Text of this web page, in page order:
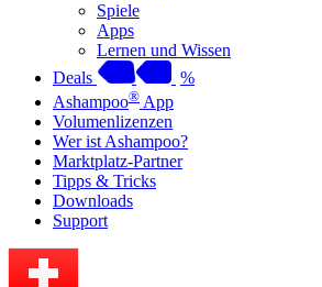
Spiele
Apps
Lernen und Wissen
Deals
%
Ashampoo® App
Volumenlizenzen
Wer ist Ashampoo?
Marktplatz-Partner
Tipps & Tricks
Downloads
Support